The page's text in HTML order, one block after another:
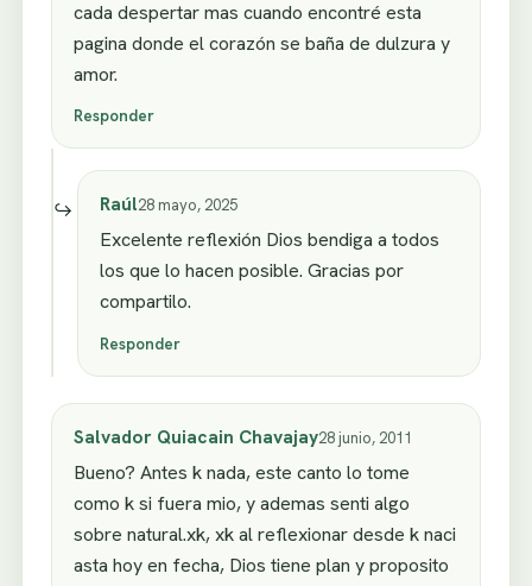
cada despertar mas cuando encontré esta
pagina donde el corazón se baña de dulzura y
amor.
Responder
Raúl28 mayo, 2025
Excelente reflexión Dios bendiga a todos
los que lo hacen posible. Gracias por
compartilo.
Responder
Salvador Quiacain Chavajay28 junio, 2011
Bueno? Antes k nada, este canto lo tome
como k si fuera mio, y ademas senti algo
sobre natural.xk, xk al reflexionar desde k naci
asta hoy en fecha, Dios tiene plan y proposito